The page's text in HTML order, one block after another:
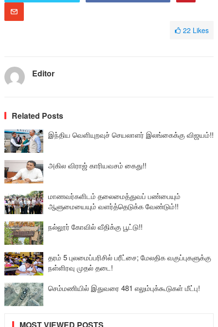
22 Likes
Editor
Related Posts
இந்திய வெளியுறவுச் செயலாளர் இலங்கைக்கு விஜயம்!!
அகில விராஜ் காரியவசம் கைது!!
மாணவர்களிடம் தலைமைத்துவப் பண்பையும்
ஆளுமையையும் வளர்த்தெடுக்க வேண்டும்!!
நல்லூர் கோவில் வீதிக்கு பூட்டு!!
தரம் 5 புலமைப்பரிசில் பரீட்சை; மேலதிக வகுப்புகளுக்கு
நள்ளிரவு முதல் தடை!
செம்மணியில் இதுவரை 481 எலும்புக்கூடுகள் மீட்பு!